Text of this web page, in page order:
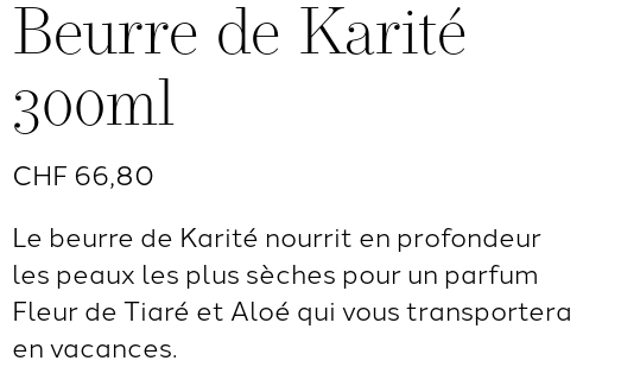
Beurre de Karité
300ml
CHF 66,80
Le beurre de Karité nourrit en profondeur
les peaux les plus sèches pour un parfum
Fleur de Tiaré et Aloé qui vous transportera
en vacances.